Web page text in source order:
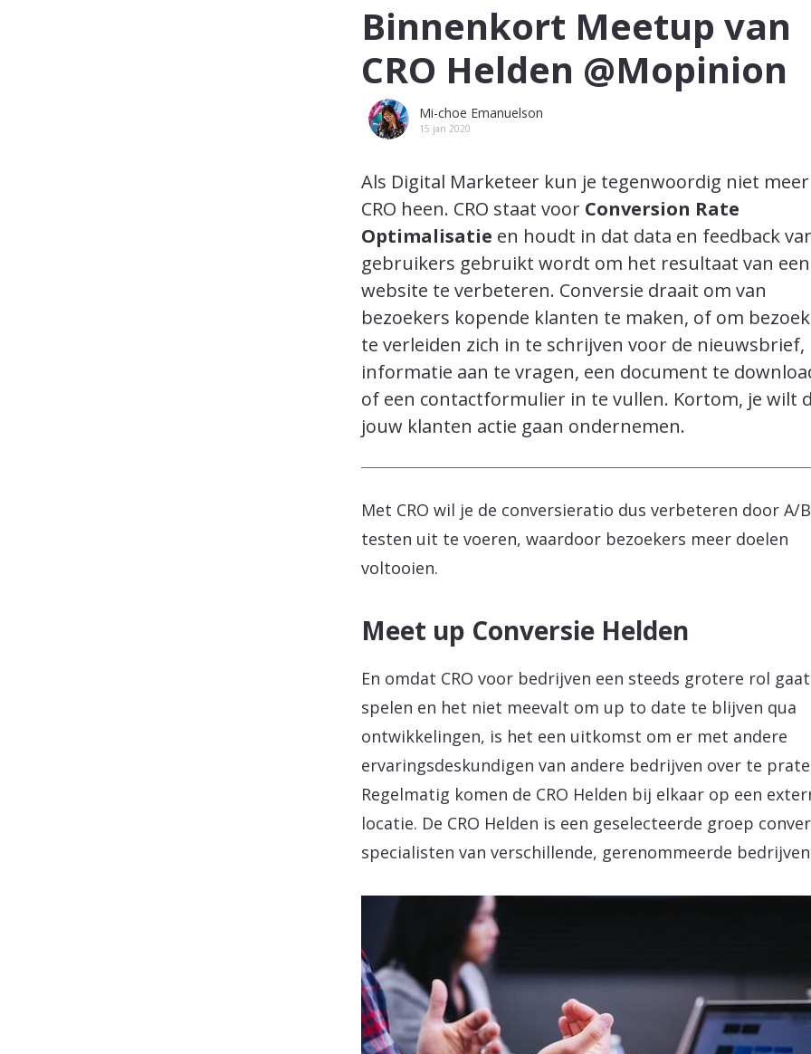
Binnenkort Meetup van
CRO Helden @Mopinion
Mi-choe Emanuelson
15 jan 2020
Als Digital Marketeer kun je tegenwoordig niet
CRO heen. CRO staat voor Conversion Rate
Optimalisatie en houdt in dat data en feedback
gebruikers gebruikt wordt om het resultaat van een
website te verbeteren. Conversie draait om van
bezoekers kopende klanten te maken, of om
te verleiden zich in te schrijven voor de nieuwsbrief,
informatie aan te vragen, een document te
of een contactformulier in te vullen. Kortom, je wilt
jouw klanten actie gaan ondernemen.
Met CRO wil je de conversieratio dus verbeteren door A/B
testen uit te voeren, waardoor bezoekers meer doelen
voltooien.
Meet up Conversie Helden
En omdat CRO voor bedrijven een steeds grotere rol gaat
spelen en het niet meevalt om up to date te blijven qua
ontwikkelingen, is het een uitkomst om er met andere
ervaringsdeskundigen van andere bedrijven over te
Regelmatig komen de CRO Helden bij elkaar op een
locatie. De CRO Helden is een geselecteerde groep
specialisten van verschillende, gerenommeerde